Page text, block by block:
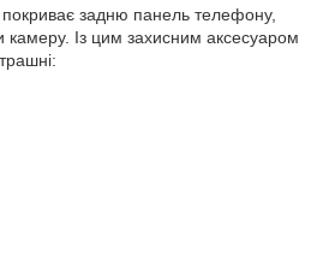
покриває задню панель телефону,
камеру. Із цим захисним аксесуаром